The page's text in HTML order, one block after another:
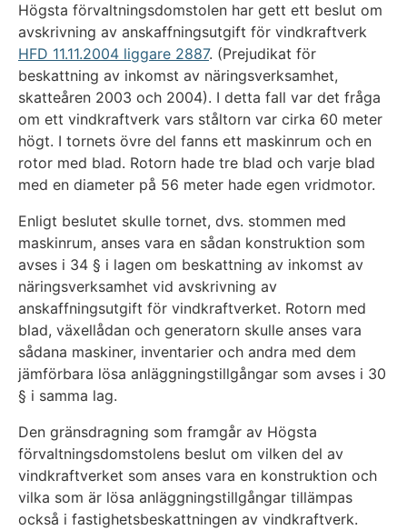
Högsta förvaltningsdomstolen har gett ett beslut om
avskrivning av anskaffningsutgift för vindkraftverk
HFD 11.11.2004 liggare 2887. (Prejudikat för
beskattning av inkomst av näringsverksamhet,
skatteåren 2003 och 2004). I detta fall var det fråga
om ett vindkraftverk vars ståltorn var cirka 60 meter
högt. I tornets övre del fanns ett maskinrum och en
rotor med blad. Rotorn hade tre blad och varje blad
med en diameter på 56 meter hade egen vridmotor.
Enligt beslutet skulle tornet, dvs. stommen med
maskinrum, anses vara en sådan konstruktion som
avses i 34 § i lagen om beskattning av inkomst av
näringsverksamhet vid avskrivning av
anskaffningsutgift för vindkraftverket. Rotorn med
blad, växellådan och generatorn skulle anses vara
sådana maskiner, inventarier och andra med dem
jämförbara lösa anläggningstillgångar som avses i 30
§ i samma lag.
Den gränsdragning som framgår av Högsta
förvaltningsdomstolens beslut om vilken del av
vindkraftverket som anses vara en konstruktion och
vilka som är lösa anläggningstillgångar tillämpas
också i fastighetsbeskattningen av vindkraftverk.